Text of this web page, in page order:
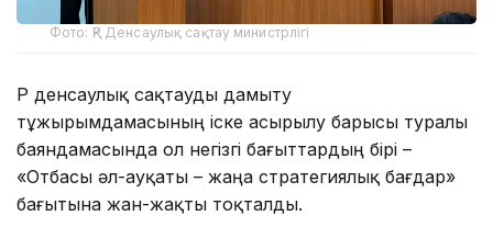
Фото: ҚР Денсаулық сақтау министрлігі
ҚР денсаулық сақтауды дамыту
тұжырымдамасының іске асырылу барысы туралы
баяндамасында ол негізгі бағыттардың бірі –
«Отбасы әл-ауқаты – жаңа стратегиялық бағдар»
бағытына жан-жақты тоқталды.